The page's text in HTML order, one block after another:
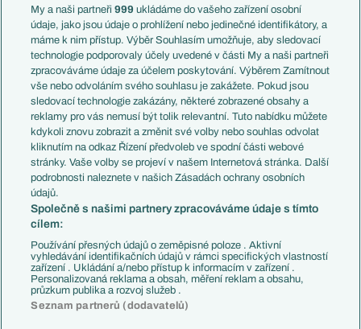
Témata
Představení týmů MS
EuroSkauting
PL v kostce
Evropské koeficienty
Přestupy
Přestupové spekulace
Zranění
Kluby
Arsenal FC
Chelsea FC
Manchester United
AC Milán
Juventus FC
Bayern Mnichov
FC Barcelona
Real Madrid
Francie
Itálie
Německo
Španělsko
Argentina
Brazílie
Přestupy
Zápasy
Livescore
Tipovací soutěž
My a naši partneři999 ukládáme do vašeho zařízení osobní
údaje, jako jsou údaje o prohlížení nebo jedinečné identifikátory, a
máme k nim přístup. Výběr Souhlasím umožňuje, aby sledovací
technologie podporovaly účely uvedené v části My a naši partneři
zpracováváme údaje za účelem poskytování. Výběrem Zamítnout
vše nebo odvoláním svého souhlasu je zakážete. Pokud jsou
sledovací technologie zakázány, některé zobrazené obsahy a
reklamy pro vás nemusí být tolik relevantní. Tuto nabídku můžete
kdykoli znovu zobrazit a změnit své volby nebo souhlas odvolat
kliknutím na odkaz Řízení předvoleb ve spodní části webové
stránky. Vaše volby se projeví v našem Internetová stránka. Další
podrobnosti naleznete v našich Zásadách ochrany osobních
údajů.
Společně s našimi partnery zpracováváme údaje s tímto
cílem:
Používání přesných údajů o zeměpisné poloze . Aktivní
vyhledávání identifikačních údajů v rámci specifických vlastností
zařízení . Ukládání a/nebo přístup k informacím v zařízení .
Personalizovaná reklama a obsah, měření reklam a obsahu,
průzkum publika a rozvoj služeb .
Seznam partnerů (dodavatelů)